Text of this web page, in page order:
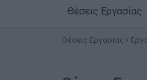
Θέσεις Εργασίας
Θέσεις Εργασίας